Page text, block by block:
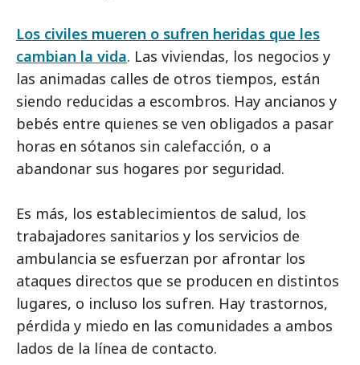
Los civiles mueren o sufren heridas que les
cambian la vida. Las viviendas, los negocios y
las animadas calles de otros tiempos, están
siendo reducidas a escombros. Hay ancianos y
bebés entre quienes se ven obligados a pasar
horas en sótanos sin calefacción, o a
abandonar sus hogares por seguridad.
Es más, los establecimientos de salud, los
trabajadores sanitarios y los servicios de
ambulancia se esfuerzan por afrontar los
ataques directos que se producen en distintos
lugares, o incluso los sufren. Hay trastornos,
pérdida y miedo en las comunidades a ambos
lados de la línea de contacto.